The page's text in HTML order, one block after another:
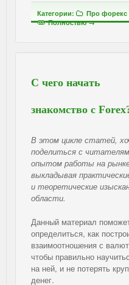
Категории:
Про форекс
Полностью →
С чего начать
знакомство с
В этом цикле статей,
поделиться с
опытом работы на
выкладывая
и теоретические
области.
Данный материал
определиться, как
взаимоотношения с
чтобы правильно
на ней, и не потерять
денег.